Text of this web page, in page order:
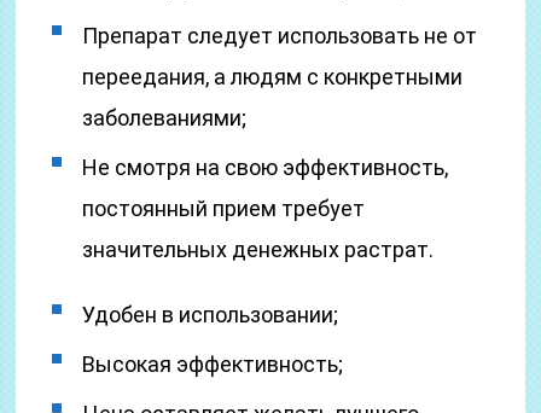
Препарат следует использовать не от
переедания, а людям с конкретными
заболеваниями;
Не смотря на свою эффективность,
постоянный прием требует
значительных денежных растрат.
Удобен в использовании;
Высокая эффективность;